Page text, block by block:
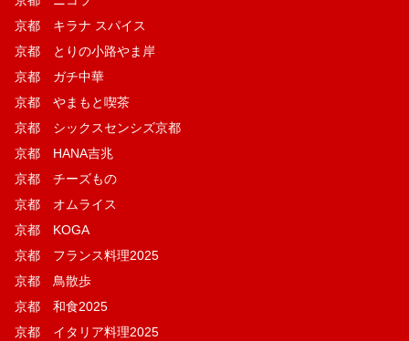
京都 キラナ スパイス
京都 とりの小路やま岸
京都 ガチ中華
京都 やまもと喫茶
京都 シックスセンシズ京都
京都 HANA吉兆
京都 チーズもの
京都 オムライス
京都 KOGA
京都 フランス料理2025
京都 鳥散歩
京都 和食2025
京都 イタリア料理2025